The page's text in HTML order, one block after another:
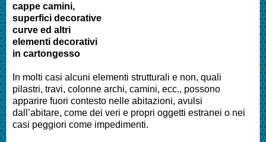
cappe camini,
superfici decorative
curve ed altri
elementi decorativi
in cartongesso
In molti casi alcuni elementi strutturali e non, quali
pilastri, travi, colonne archi, camini, ecc., possono
apparire fuori contesto nelle abitazioni, avulsi
dall’abitare, come dei veri e propri oggetti estranei o nei
casi peggiori come impedimenti.